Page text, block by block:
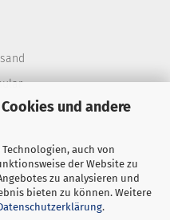
und andere
auch von
der Website zu
zu analysieren und
bieten zu können. Weitere
.